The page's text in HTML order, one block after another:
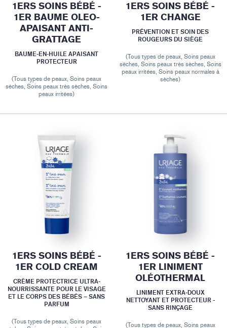
1ERS SOINS BÉBÉ -
1ER BAUME OLEO-
APAISANT ANTI-
GRATTAGE
BAUME-EN-HUILE APAISANT
PROTECTEUR
(Tous types de peaux, Soins peaux
sèches, Soins peaux très sèches, Soins
peaux irritées)
1ERS SOINS BÉBÉ -
1ER CHANGE
PRÉVENTION ET SOIN DES
ROUGEURS DU SIÈGE
(Tous types de peaux, Soins peaux
sèches, Soins peaux très sèches, Soins
peaux irritées, Soins peaux normales à
sèches)
1ERS SOINS BÉBÉ -
1ER COLD CREAM
CRÈME PROTECTRICE ULTRA-
NOURRISSANTE POUR LE VISAGE
ET LE CORPS DES BÉBÉS – SANS
PARFUM
(Tous types de peaux, Soins peaux
1ERS SOINS BÉBÉ -
1ER LINIMENT
OLÉOTHERMAL
LINIMENT EXTRA-DOUX
NETTOYANT ET PROTECTEUR -
SANS RINÇAGE
(Tous types de peaux, Soins peaux